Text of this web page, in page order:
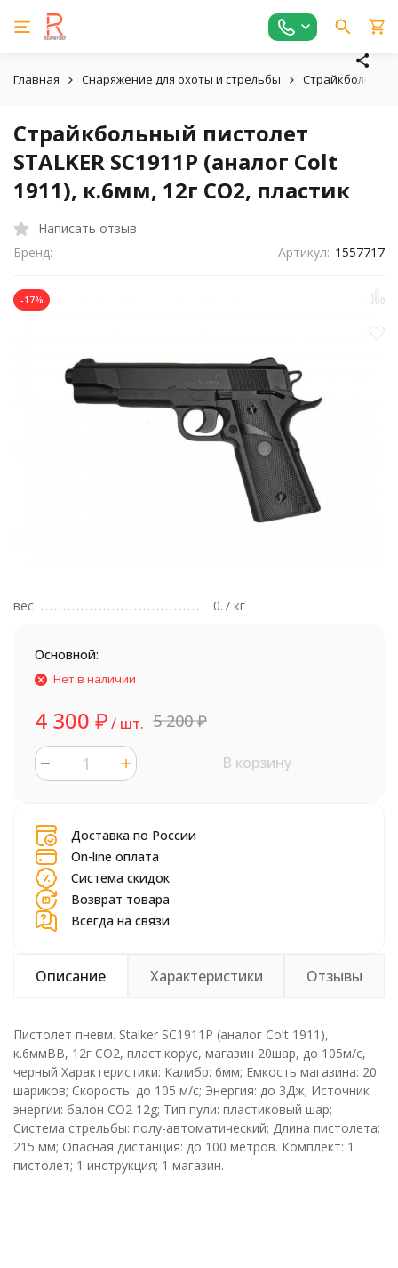
Главная Снаряжение для охоты и стрельбы
Страйкбольный пистолет
STALKER SC1911P (аналог Colt
1911), к.6мм, 12г CO2, пластик
Написать отзыв
Бренд:
Артикул: 1557717
-17%
вес 0.7 кг
Основной:
Нет в наличии
4 300 ₽/ шт. 5 200₽
В корзину
Доставка по России
On-line оплата
Система скидок
Возврат товара
Всегда на связи
Описание Характеристики Отзывы
Пистолет пневм. Stalker SC1911P (аналог Colt 1911),
к.6ммBB, 12г CO2, пласт.корус, магазин 20шар, до 105м/с,
черный Характеристики: Калибр: 6мм; Емкость магазина: 20
шариков; Скорость: до 105 м/с; Энергия: до 3Дж; Источник
энергии: балон СО2 12g; Тип пули: пластиковый шар;
Система стрельбы: полу-автоматический; Длина пистолета:
215 мм; Опасная дистанция: до 100 метров. Комплект: 1
пистолет; 1 инструкция; 1 магазин.